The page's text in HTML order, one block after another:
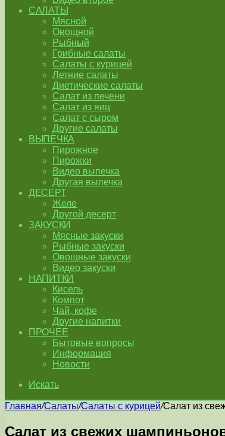
САЛАТЫ
Мясной
Овощной
Рыбный
Грибные салаты
Салаты с курицей
Летние салаты
Диетические салаты
Салат из печени
Салат из яиц
Салат с сыром
Другие салаты
ВЫПЕЧКА
Пирожное
Пирожки
Видео выпечка
Другая выпечка
ДЕСЕРТ
Желе
Другой десерт
ЗАКУСКИ
Мясные закуски
Рыбные закуски
Овощные закуски
Видео закуски
НАПИТКИ
Кисель
Компот
Чай, кофе
Другие напитки
ПРОЧЕЕ
Бытовые вопросы
Информация
Новости
Искать
Главная/Салаты/Салаты с курицей/Салат из
Салат из свежих